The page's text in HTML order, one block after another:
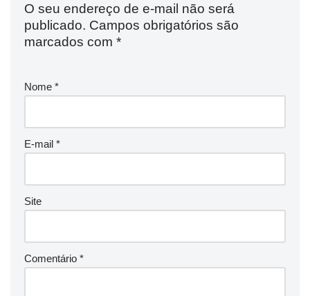
O seu endereço de e-mail não será
publicado. Campos obrigatórios são
marcados com *
Nome *
E-mail *
Site
Comentário *